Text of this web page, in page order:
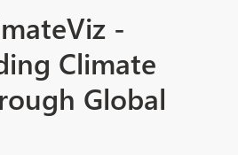
-
Climate
Global